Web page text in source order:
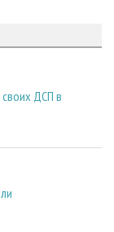
своих ДСП в